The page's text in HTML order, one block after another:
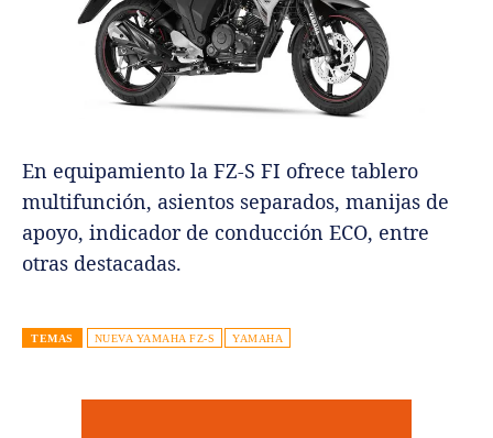
En equipamiento la FZ-S FI ofrece tablero
multifunción, asientos separados, manijas de
apoyo, indicador de conducción ECO, entre
otras destacadas.
TEMAS NUEVA YAMAHA FZ-S YAMAHA